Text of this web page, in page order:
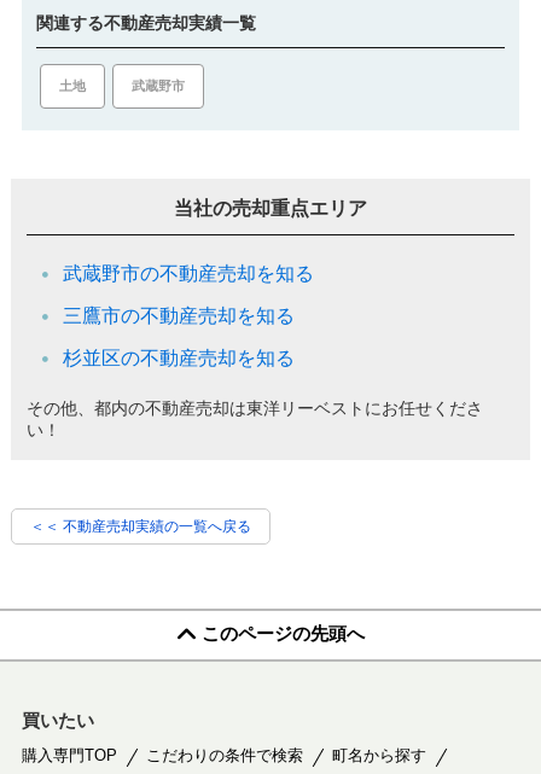
関連する不動産売却実績一覧
土地 武蔵野市
当社の売却重点エリア
武蔵野市の不動産売却を知る
三鷹市の不動産売却を知る
杉並区の不動産売却を知る
その他、都内の不動産売却は東洋リーベストにお任せくださ
い！
＜＜ 不動産売却実績の一覧へ戻る
このページの先頭へ
買いたい
購入専門TOP こだわりの条件で検索
町名から探す